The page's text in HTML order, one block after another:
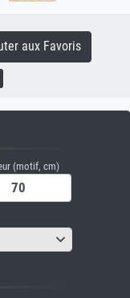
aux Favoris
(motif, cm)